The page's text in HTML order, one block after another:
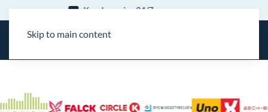
Skip to main content
15 års erfaring